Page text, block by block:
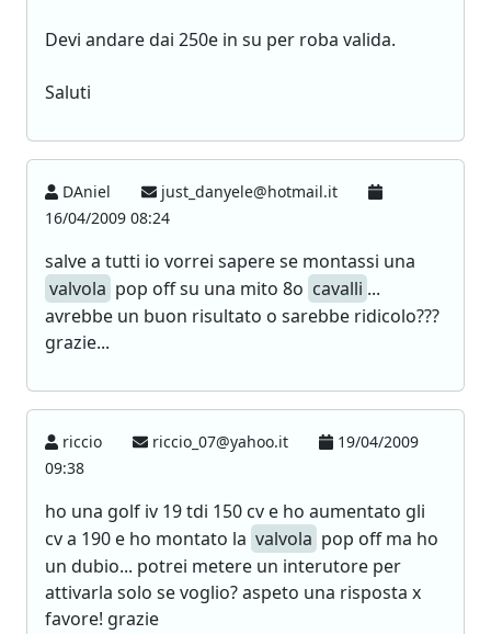
Devi andare dai 250e in su per roba valida.
Saluti
DAniel
just_danyele@hotmail.it
16/04/2009 08:24
salve a tutti io vorrei sapere se montassi una
valvola pop off su una mito 8o cavalli ...
avrebbe un buon risultato o sarebbe ridicolo???
grazie...
riccio riccio_07@yahoo.it
19/04/2009
09:38
ho una golf iv 19 tdi 150 cv e ho aumentato gli
cv a 190 e ho montato la valvola pop off ma ho
un dubio... potrei metere un interutore per
attivarla solo se voglio? aspeto una risposta x
favore! grazie